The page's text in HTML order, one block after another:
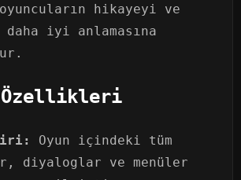
hikayeyi ve
iyi anlamasına
Özellikleri
Oyun içindeki tüm
diyaloglar ve menüler